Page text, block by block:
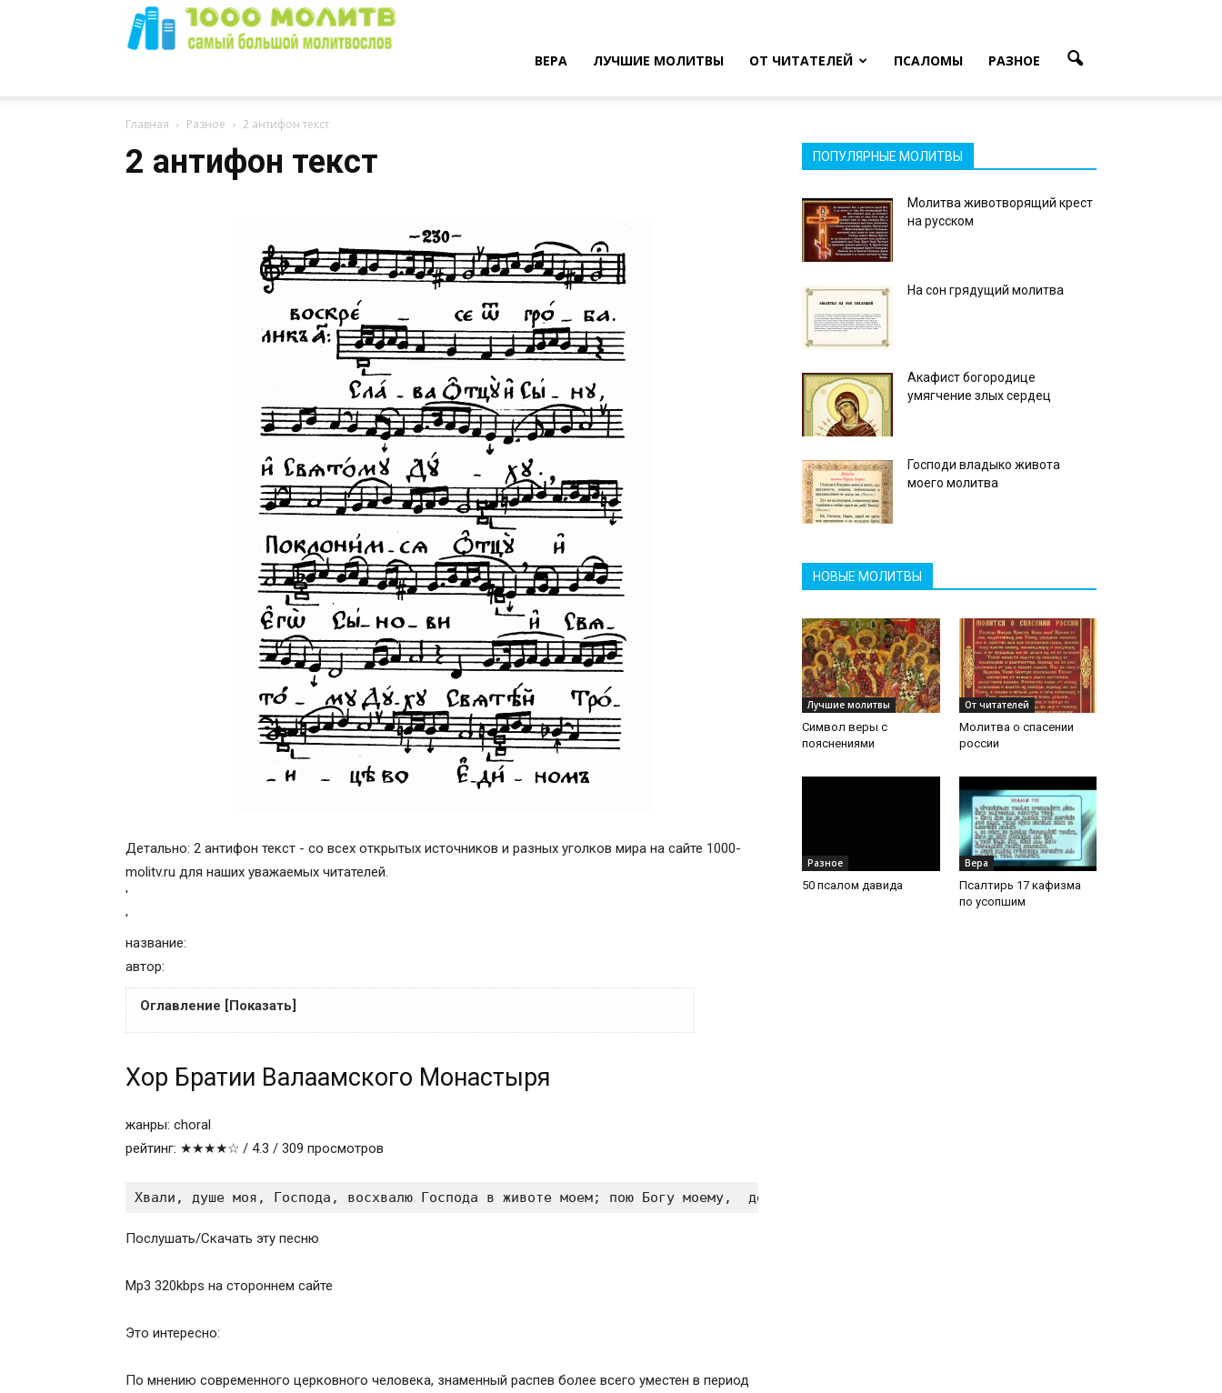
ВЕРА ЛУЧШИЕ МОЛИТВЫ ОТ ЧИТАТЕЛЕЙ ПСАЛОМЫ РАЗНОЕ
Главная Разное 2 антифон текст
2 антифон текст
Детально: 2 антифон текст - со всех открытых источников и разных уголков мира на сайте 1000-
molitv.ru для наших уважаемых читателей.
'
'
название:
автор:
Оглавление [Показать]
Великая ектения
Второй антифон
Песнь Господу Иисусу Христу
Антифоны вседневные (будничные)
Ектения сугубая
Малая ектения
Символ веры
Псалом 33
Хор Братии Валаамского Монастыря
жанры: choral
рейтинг: ★★★★☆ / 4.3 / 309 просмотров
Хвали, душе моя, Господа, восхвалю Господа в животе моем; пою Богу моему,  дондеже есмь. Не надейтеся на князи, на сыны
Послушать/Cкачать эту песню
Mp3 320kbps на стороннем сайте
Это интересно:
По мнению современного церковного человека, знаменный распев более всего уместен в период
ПОПУЛЯРНЫЕ МОЛИТВЫ
Молитва животворящий крест
на русском
На сон грядущий молитва
Акафист богородице
умягчение злых сердец
Господи владыко живота
моего молитва
НОВЫЕ МОЛИТВЫ
Лучшие молитвы
Символ веры с
пояснениями
От читателей
Молитва о спасении
россии
Разное
50 псалом давида
Вера
Псалтирь 17 кафизма
по усопшим